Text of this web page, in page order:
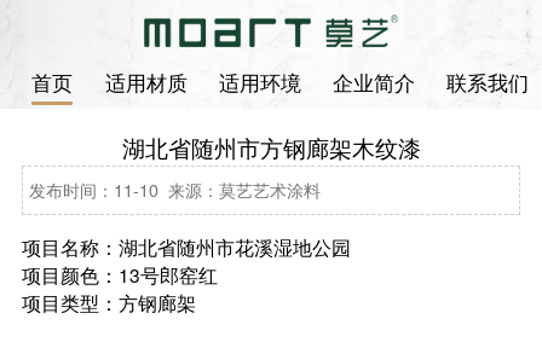
首页 适用材质 适用环境 企业简介 联系我们
湖北省随州市方钢廊架木纹漆
发布时间：11-10 来源：莫艺艺术涂料
项目名称：湖北省随州市花溪湿地公园
项目颜色：13号郎窑红
项目类型：方钢廊架